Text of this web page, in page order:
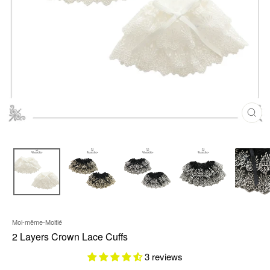
C
S
E
(
E
S
Moi-même-Moitié
2 Layers Crown Lace Cuffs
3 reviews